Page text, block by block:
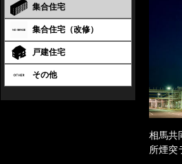
集合住宅
集合住宅（改修）
戸建住宅
その他
相馬共
所煙突